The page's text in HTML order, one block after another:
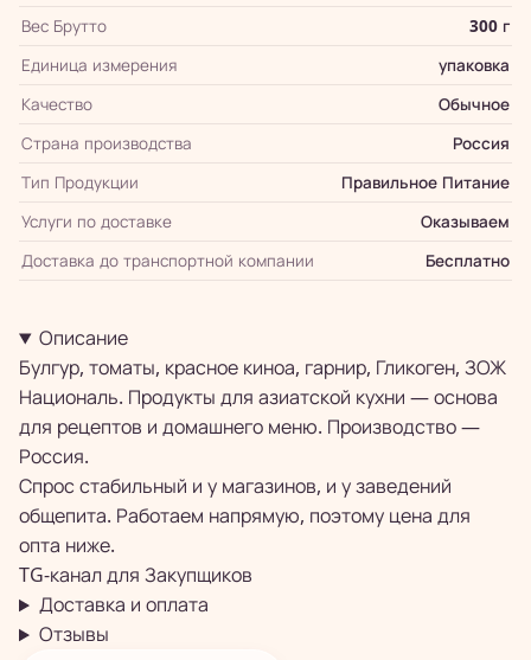
Вес Брутто
300 г
Единица измерения
упаковка
Качество
Обычное
Страна производства
Россия
Тип Продукции
Правильное Питание
Услуги по доставке
Оказываем
Доставка до транспортной компании
Бесплатно
Описание
Булгур, томаты, красное киноа, гарнир, Гликоген, ЗОЖ
Националь. Продукты для азиатской кухни — основа
для рецептов и домашнего меню. Производство —
Россия.
Спрос стабильный и у магазинов, и у заведений
общепита. Работаем напрямую, поэтому цена для
опта ниже.
TG-канал для Закупщиков
Доставка и оплата
Отзывы